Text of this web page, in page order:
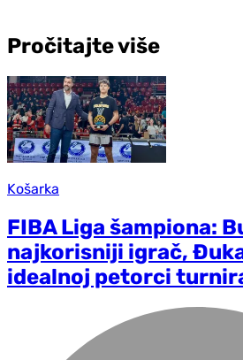
Pročitajte više
Košarka
FIBA Liga šampiona:
najkorisniji igrač,
idealnoj petorci